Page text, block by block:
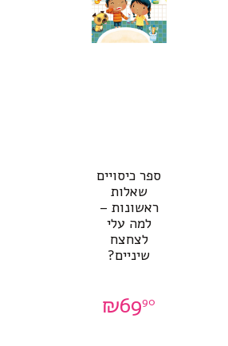
ספר כיסויים
שאלות
ראשונות –
למה עלי
לצחצח
שיניים?
₪6990